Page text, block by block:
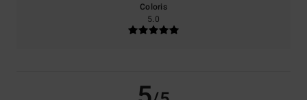
Coloris
5.0